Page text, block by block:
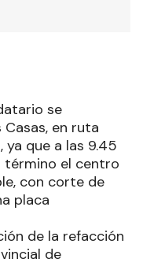
se
en ruta
ya que a las 9.45
término el centro
con corte de
placa
de la refacción
de